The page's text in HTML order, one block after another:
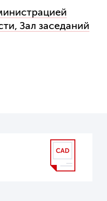
Зал заседаний